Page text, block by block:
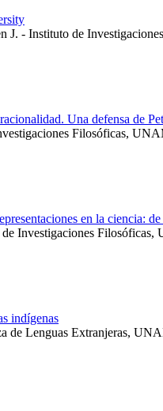
J. - Instituto de
Una defensa de
Filosóficas,
en la ciencia:
Investigaciones Filosóficas,
indígenas
de Lenguas Extranjeras,